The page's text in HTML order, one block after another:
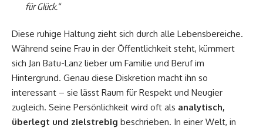
für Glück.“
Diese ruhige Haltung zieht sich durch alle Lebensbereiche.
Während seine Frau in der Öffentlichkeit steht, kümmert
sich Jan Batu-Lanz lieber um Familie und Beruf im
Hintergrund. Genau diese Diskretion macht ihn so
interessant – sie lässt Raum für Respekt und Neugier
zugleich. Seine Persönlichkeit wird oft als analytisch,
überlegt und zielstrebig beschrieben. In einer Welt, in